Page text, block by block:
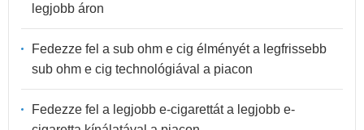
legjobb áron
Fedezze fel a sub ohm e cig élményét a legfrissebb
sub ohm e cig technológiával a piacon
Fedezze fel a legjobb e-cigarettát a legjobb e-